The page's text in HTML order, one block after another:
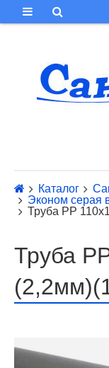
Каталог
Эконом серая
Труба PР
Труба